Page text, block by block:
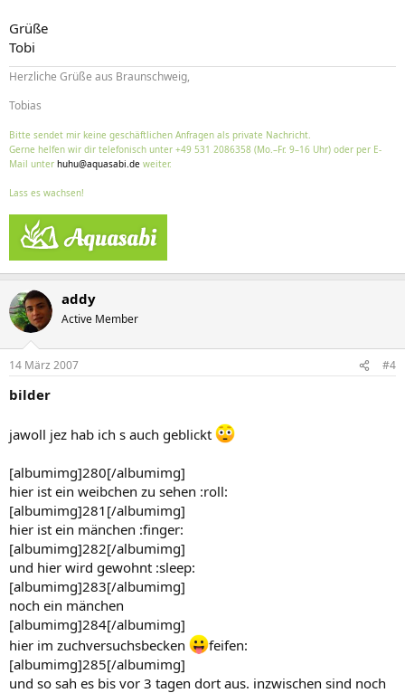
Grüße
Tobi
Herzliche Grüße aus Braunschweig,
Tobias
Bitte sendet mir keine geschäftlichen Anfragen als private Nachricht.
Gerne helfen wir dir telefonisch unter +49 531 2086358 (Mo.–Fr. 9–16 Uhr) oder per E-
Mail unter huhu@aquasabi.de weiter.
Lass es wachsen!
addy
Active Member
14 März 2007 #4
bilder
jawoll jez hab ich s auch geblickt
[albumimg]280[/albumimg]
hier ist ein weibchen zu sehen :roll:
[albumimg]281[/albumimg]
hier ist ein mänchen :finger:
[albumimg]282[/albumimg]
und hier wird gewohnt :sleep:
[albumimg]283[/albumimg]
noch ein mänchen
[albumimg]284[/albumimg]
hier im zuchversuchsbecken
feifen:
[albumimg]285[/albumimg]
und so sah es bis vor 3 tagen dort aus. inzwischen sind noch